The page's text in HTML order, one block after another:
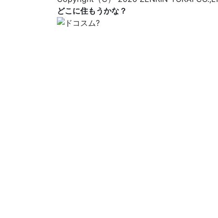
どこに住もうかな？